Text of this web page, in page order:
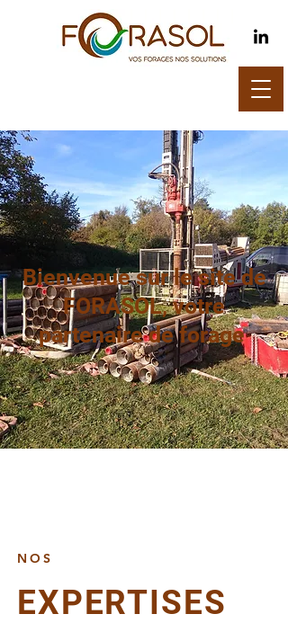
Bienvenue sur le site de
FORASOL, votre
partenaire de forage
NOS
EXPERTISES